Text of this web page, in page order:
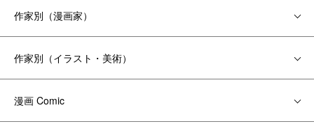
作家別（漫画家）
作家別（イラスト・美術）
漫画 Comic